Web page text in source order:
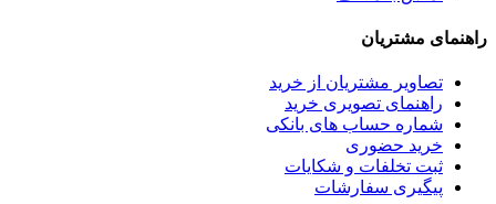
راهنمای مشتریان
تصاویر مشتریان از خرید
راهنمای تصویری خرید
شماره حساب های بانکی
خرید حضوری
ثبت تخلفات و شکایات
پیگیری سفارشات